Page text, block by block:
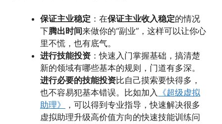
保证主业稳定 ：在保证主业收入稳定的情况
下腾出时间来做你的“副业”，这样可以让你心
里不慌，也有底气。
进行技能投资 ：快速入门掌握基础，搞清楚
新的领域有哪些基本的规则，门道有多深。
进行必要的技能投资比自己摸索要快得多，
也不容易犯基本错误。比如加入 《超级虚拟
助理》
，可以得到专业指导，快速解决很多
虚拟助理升级高价值方向的快速技能训练问